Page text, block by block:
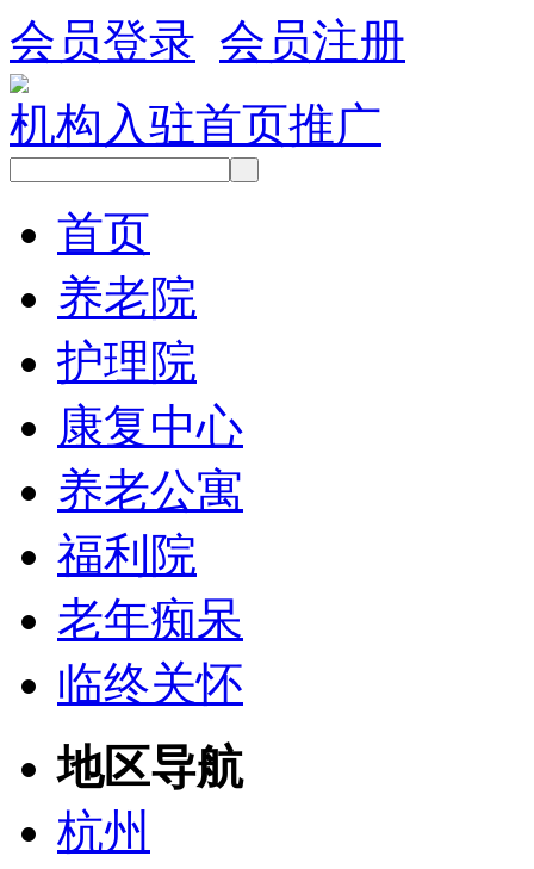
会员登录 会员注册
机构入驻首页推广
首页
养老院
护理院
康复中心
养老公寓
福利院
老年痴呆
临终关怀
地区导航
杭州